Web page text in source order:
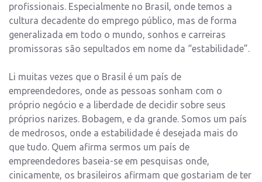
profissionais. Especialmente no Brasil, onde temos a
cultura decadente do emprego público, mas de forma
generalizada em todo o mundo, sonhos e carreiras
promissoras são sepultados em nome da “estabilidade”.
Li muitas vezes que o Brasil é um país de
empreendedores, onde as pessoas sonham com o
próprio negócio e a liberdade de decidir sobre seus
próprios narizes. Bobagem, e da grande. Somos um país
de medrosos, onde a estabilidade é desejada mais do
que tudo. Quem afirma sermos um país de
empreendedores baseia-se em pesquisas onde,
cinicamente, os brasileiros afirmam que gostariam de ter